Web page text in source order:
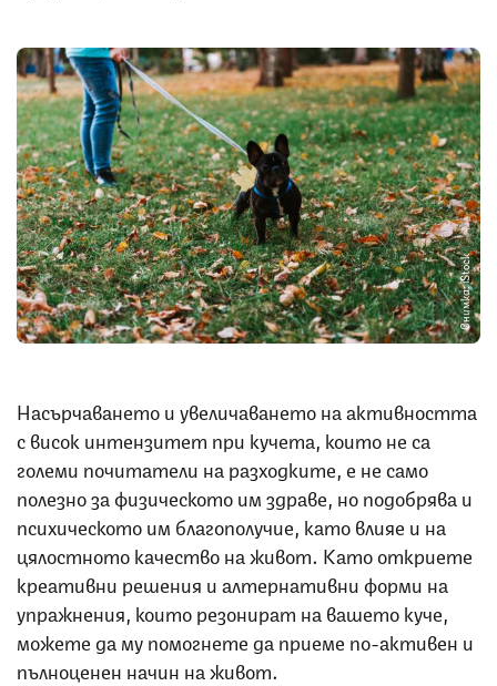
Снимка: iStock
Насърчаването и увеличаването на активността
с висок интензитет при кучета, които не са
големи почитатели на разходките, е не само
полезно за физическото им здраве, но подобрява и
психическото им благополучие, като влияе и на
цялостното качество на живот. Като откриете
креативни решения и алтернативни форми на
упражнения, които резонират на вашето куче,
можете да му помогнете да приеме по-активен и
пълноценен начин на живот.